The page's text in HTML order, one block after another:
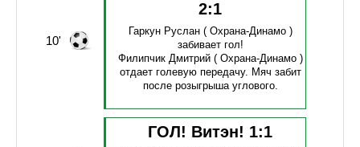
10'
2:1
Гаркун Руслан( Охрана-Динамо )
забивает гол!
Филипчик Дмитрий( Охрана-Динамо )
отдает голевую передачу. Мяч забит
после розыгрыша углового.
ГОЛ! Витэн! 1:1